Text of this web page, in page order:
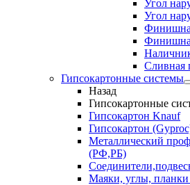
Угол
Угол
Сливная
Гипсокартонные системы
Назад
Гипсокартонные
Гипсокартон Knauf
Гипсокартон
Металлический
(РФ,РБ)
Маяки, углы,